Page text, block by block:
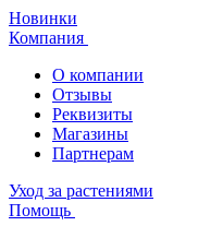
Новинки
Компания
О компании
Отзывы
Реквизиты
Магазины
Партнерам
Уход за растениями
Помощь